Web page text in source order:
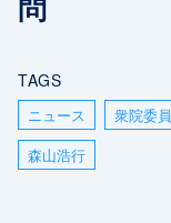
TAGS
ニュース 衆院委
森山浩行